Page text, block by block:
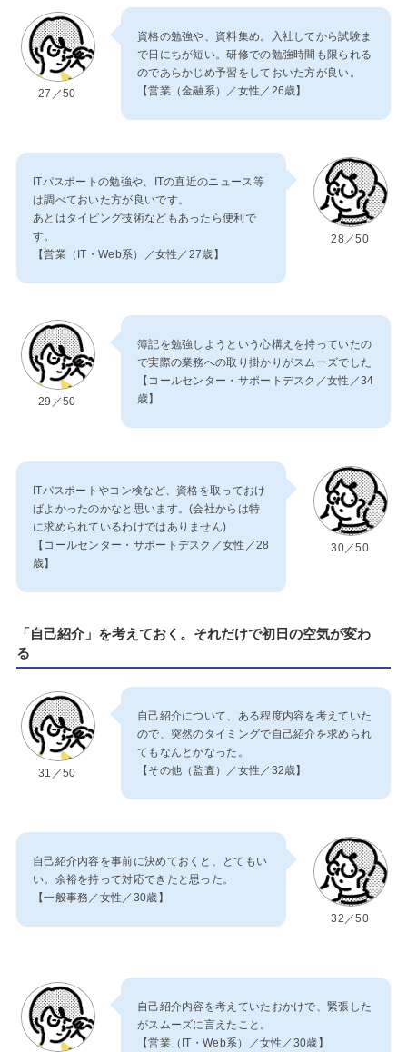
27／50
資格の勉強や、資料集め。入社してから試験ま
で日にちが短い。研修での勉強時間も限られる
のであらかじめ予習をしておいた方が良い。
【営業（金融系）／女性／26歳】
ITパスポートの勉強や、ITの直近のニュース等
は調べておいた方が良いです。
あとはタイピング技術などもあったら便利で
す。
【営業（IT・Web系）／女性／27歳】
28／50
29／50
簿記を勉強しようという心構えを持っていたの
で実際の業務への取り掛かりがスムーズでした
【コールセンター・サポートデスク／女性／34
歳】
ITパスポートやコン検など、資格を取っておけ
ばよかったのかなと思います。(会社からは特
に求められているわけではありません)
【コールセンター・サポートデスク／女性／28
歳】
30／50
「自己紹介」を考えておく。それだけで初日の空気が変わ
る
31／50
自己紹介について、ある程度内容を考えていた
ので、突然のタイミングで自己紹介を求められ
てもなんとかなった。
【その他（監査）／女性／32歳】
自己紹介内容を事前に決めておくと、とてもい
い。余裕を持って対応できたと思った。
【一般事務／女性／30歳】
32／50
自己紹介内容を考えていたおかけで、緊張した
がスムーズに言えたこと。
【営業（IT・Web系）／女性／30歳】